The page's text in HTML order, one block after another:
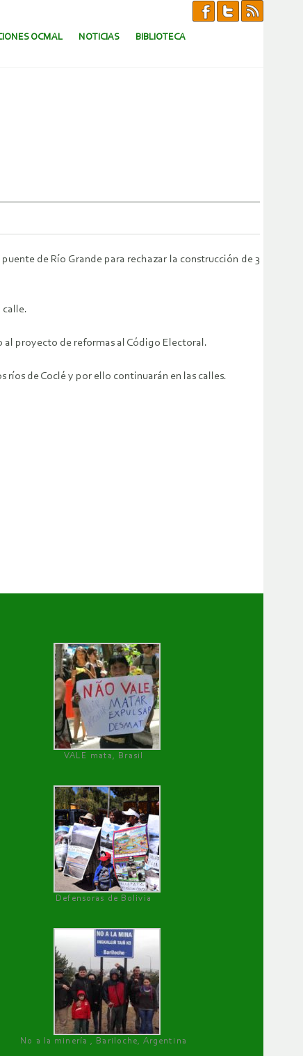
OCMAL NOTICIAS BIBLIOTECA
de Río Grande para rechazar la construcción de 3
calle.
al proyecto de reformas al Código Electoral.
ríos de Coclé y por ello continuarán en las calles.
VALE mata, Brasil
Defensoras de Bolivia
No a la minería , Bariloche, Argentina